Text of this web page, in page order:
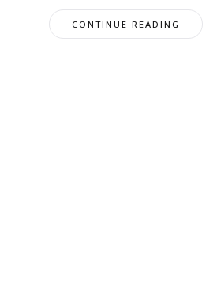
CONTINUE READING